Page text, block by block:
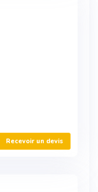
Recevoir un devis